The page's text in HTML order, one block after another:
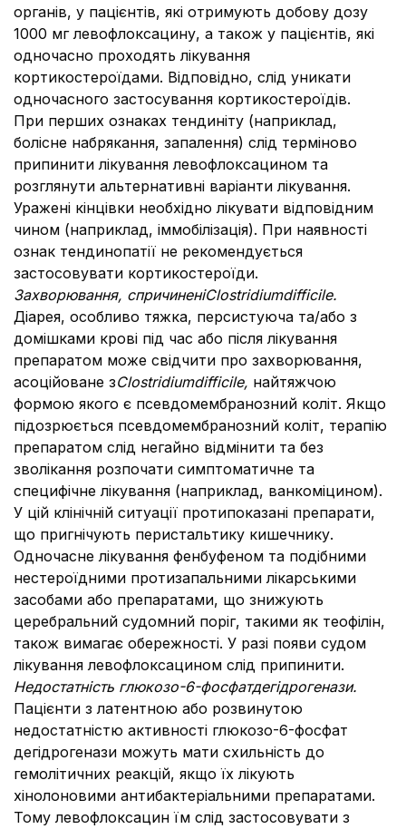
органів, у пацієнтів, які отримують добову дозу
1000 мг левофлоксацину, а також у пацієнтів, які
одночасно проходять лікування
кортикостероїдами. Відповідно, слід уникати
одночасного застосування кортикостероїдів.
При перших ознаках тендиніту (наприклад,
болісне набрякання, запалення) слід терміново
припинити лікування левофлоксацином та
розглянути альтернативні варіанти лікування.
Уражені кінцівки необхідно лікувати відповідним
чином (наприклад, іммобілізація). При наявності
ознак тендинопатії не рекомендується
застосовувати кортикостероїди.
Захворювання, спричиненіClostridiumdifficile.
Діарея, особливо тяжка, персистуюча та/або з
домішками крові під час або після лікування
препаратом може свідчити про захворювання,
асоційоване зClostridiumdifficile, найтяжчою
формою якого є псевдомембранозний коліт. Якщо
підозрюється псевдомембранозний коліт, терапію
препаратом слід негайно відмінити та без
зволікання розпочати симптоматичне та
специфічне лікування (наприклад, ванкоміцином).
У цій клінічній ситуації протипоказані препарати,
що пригнічують перистальтику кишечнику.
Одночасне лікування фенбуфеном та подібними
нестероїдними протизапальними лікарськими
засобами або препаратами, що знижують
церебральний судомний поріг, такими як теофілін,
також вимагає обережності. У разі появи судом
лікування левофлоксацином слід припинити.
Недостатність глюкозо-6-фосфатдегідрогенази.
Пацієнти з латентною або розвинутою
недостатністю активності глюкозо-6-фосфат
дегідрогенази можуть мати схильність до
гемолітичних реакцій, якщо їх лікують
хінолоновими антибактеріальними препаратами.
Тому левофлоксацин їм слід застосовувати з